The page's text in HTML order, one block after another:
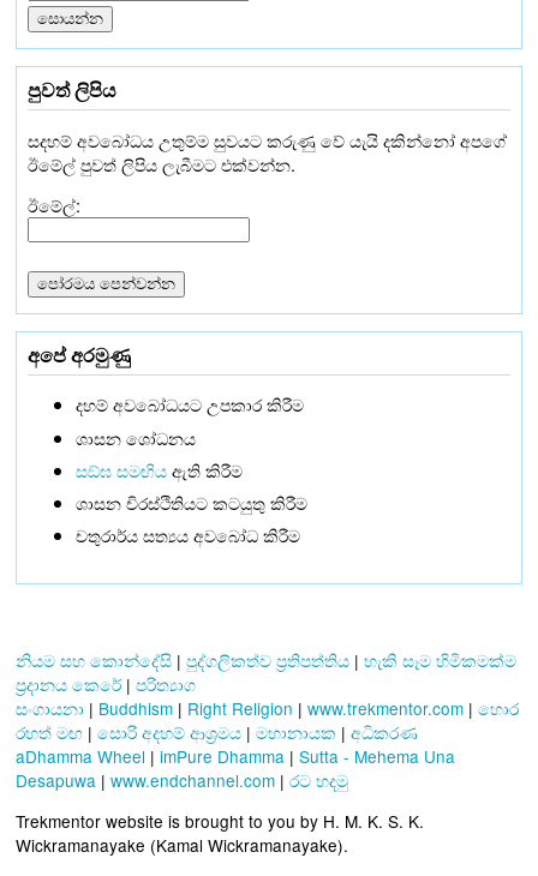
පුවත් ලිපිය
සදහම් අවබෝධය උතුම්ම සුවයට කරුණු වේ යැයි දකින්නෝ අපගේ
ඊමේල් පුවත් ලිපිය ලැබීමට එක්වන්න.
ඊමේල්:
අපේ අරමුණු
දහම් අවබෝධයට උපකාර කිරීම
ශාසන ශෝධනය
සඞ්‌ඝ සමඟියඇති කිරීම
ශාසන චිරස්ථිතියට කටයුතු කිරීම
චතුරාර්ය සත්‍යය අවබෝධ කිරීම
නියම සහ කොන්දේසි | පුද්ගලිකත්ව ප්‍රතිපත්තිය | හැකි සෑම හිමිකමක්ම
ප්‍රදානය කෙරේ | පරිත්‍යාග
සංගායනා | Buddhism | Right Religion | www.trekmentor.com | හොර
රහත් මඟ | සොරි අදහම් ආශ්‍රමය | මහානායක | අධිකරණ
aDhamma Wheel | imPure Dhamma | Sutta - Mehema Una
Desapuwa | www.endchannel.com | රට හදමු
Trekmentor website is brought to you by H. M. K. S. K.
Wickramanayake (Kamal Wickramanayake).